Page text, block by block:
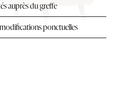
auprès du greffe
ponctuelles